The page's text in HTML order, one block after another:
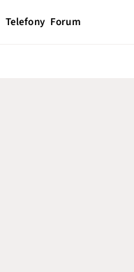
Telefony Forum